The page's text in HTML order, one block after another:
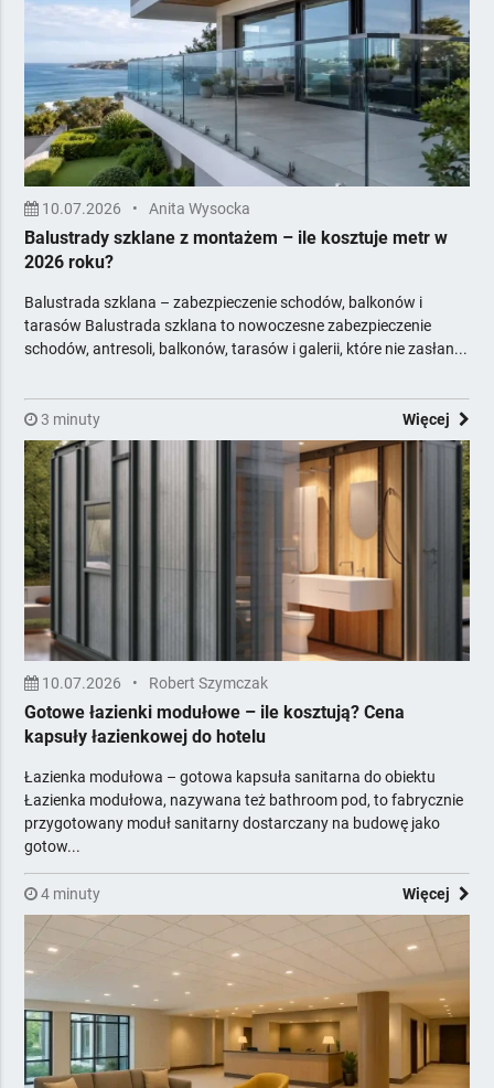
10.07.2026 • Anita Wysocka
Balustrady szklane z montażem – ile kosztuje metr w
2026 roku?
Balustrada szklana – zabezpieczenie schodów, balkonów i
tarasów Balustrada szklana to nowoczesne zabezpieczenie
schodów, antresoli, balkonów, tarasów i galerii, które nie zasłan...
3 minuty Więcej
10.07.2026 • Robert Szymczak
Gotowe łazienki modułowe – ile kosztują? Cena
kapsuły łazienkowej do hotelu
Łazienka modułowa – gotowa kapsuła sanitarna do obiektu
Łazienka modułowa, nazywana też bathroom pod, to fabrycznie
przygotowany moduł sanitarny dostarczany na budowę jako
gotow...
4 minuty Więcej